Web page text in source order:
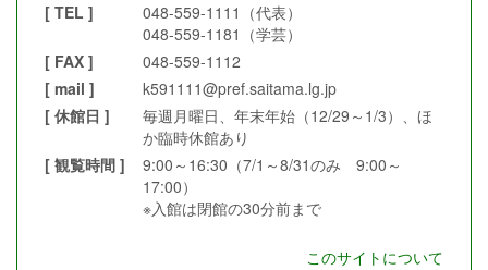
[ TEL ]
048-559-1111（代表）
048-559-1181（学芸）
[ FAX ]
048-559-1112
[ mail ]
k591111@pref.saitama.lg.jp
[ 休館日 ]
毎週月曜日、年末年始（12/29～1/3）、ほ
か臨時休館あり
[ 観覧時間 ]
9:00～16:30（7/1～8/31のみ 9:00～
17:00）
※入館は閉館の30分前まで
このサイトについて